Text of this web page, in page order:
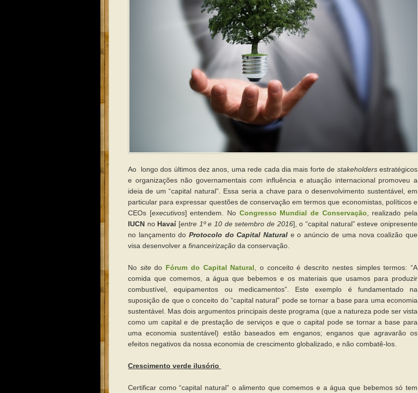
Ao longo dos últimos dez anos, uma rede cada dia mais forte de stakeholdersestratégicos
e organizações não governamentais com influência e atuação internacional promoveu a
ideia de um “capital natural”. Essa seria a chave para o desenvolvimento sustentável, em
particular para expressar questões de conservação em termos que economistas, políticos e
CEOs [executivos] entendem. No Congresso Mundial de Conservação , realizado pela
IUCN no Havaí[entre 1º e 10 de setembro de 2016], o “capital natural” esteve onipresente
no lançamento do Protocolo do Capital Naturale o anúncio de uma nova coalizão que
visa desenvolver a financeirização da conservação.
No sitedo Fórum do Capital Natural , o conceito é descrito nestes simples termos: “A
comida que comemos, a água que bebemos e os materiais que usamos para produzir
combustível, equipamentos ou medicamentos”. Este exemplo é fundamentado na
suposição de que o conceito do “capital natural” pode se tornar a base para uma economia
sustentável. Mas dois argumentos principais deste programa (que a natureza pode ser vista
como um capital e de prestação de serviços e que o capital pode se tornar a base para
uma economia sustentável) estão baseados em enganos; enganos que agravarão os
efeitos negativos da nossa economia de crescimento globalizado, e não combatê-los.
Crescimento verde ilusório
Certificar como “capital natural” o alimento que comemos e a água que bebemos só tem